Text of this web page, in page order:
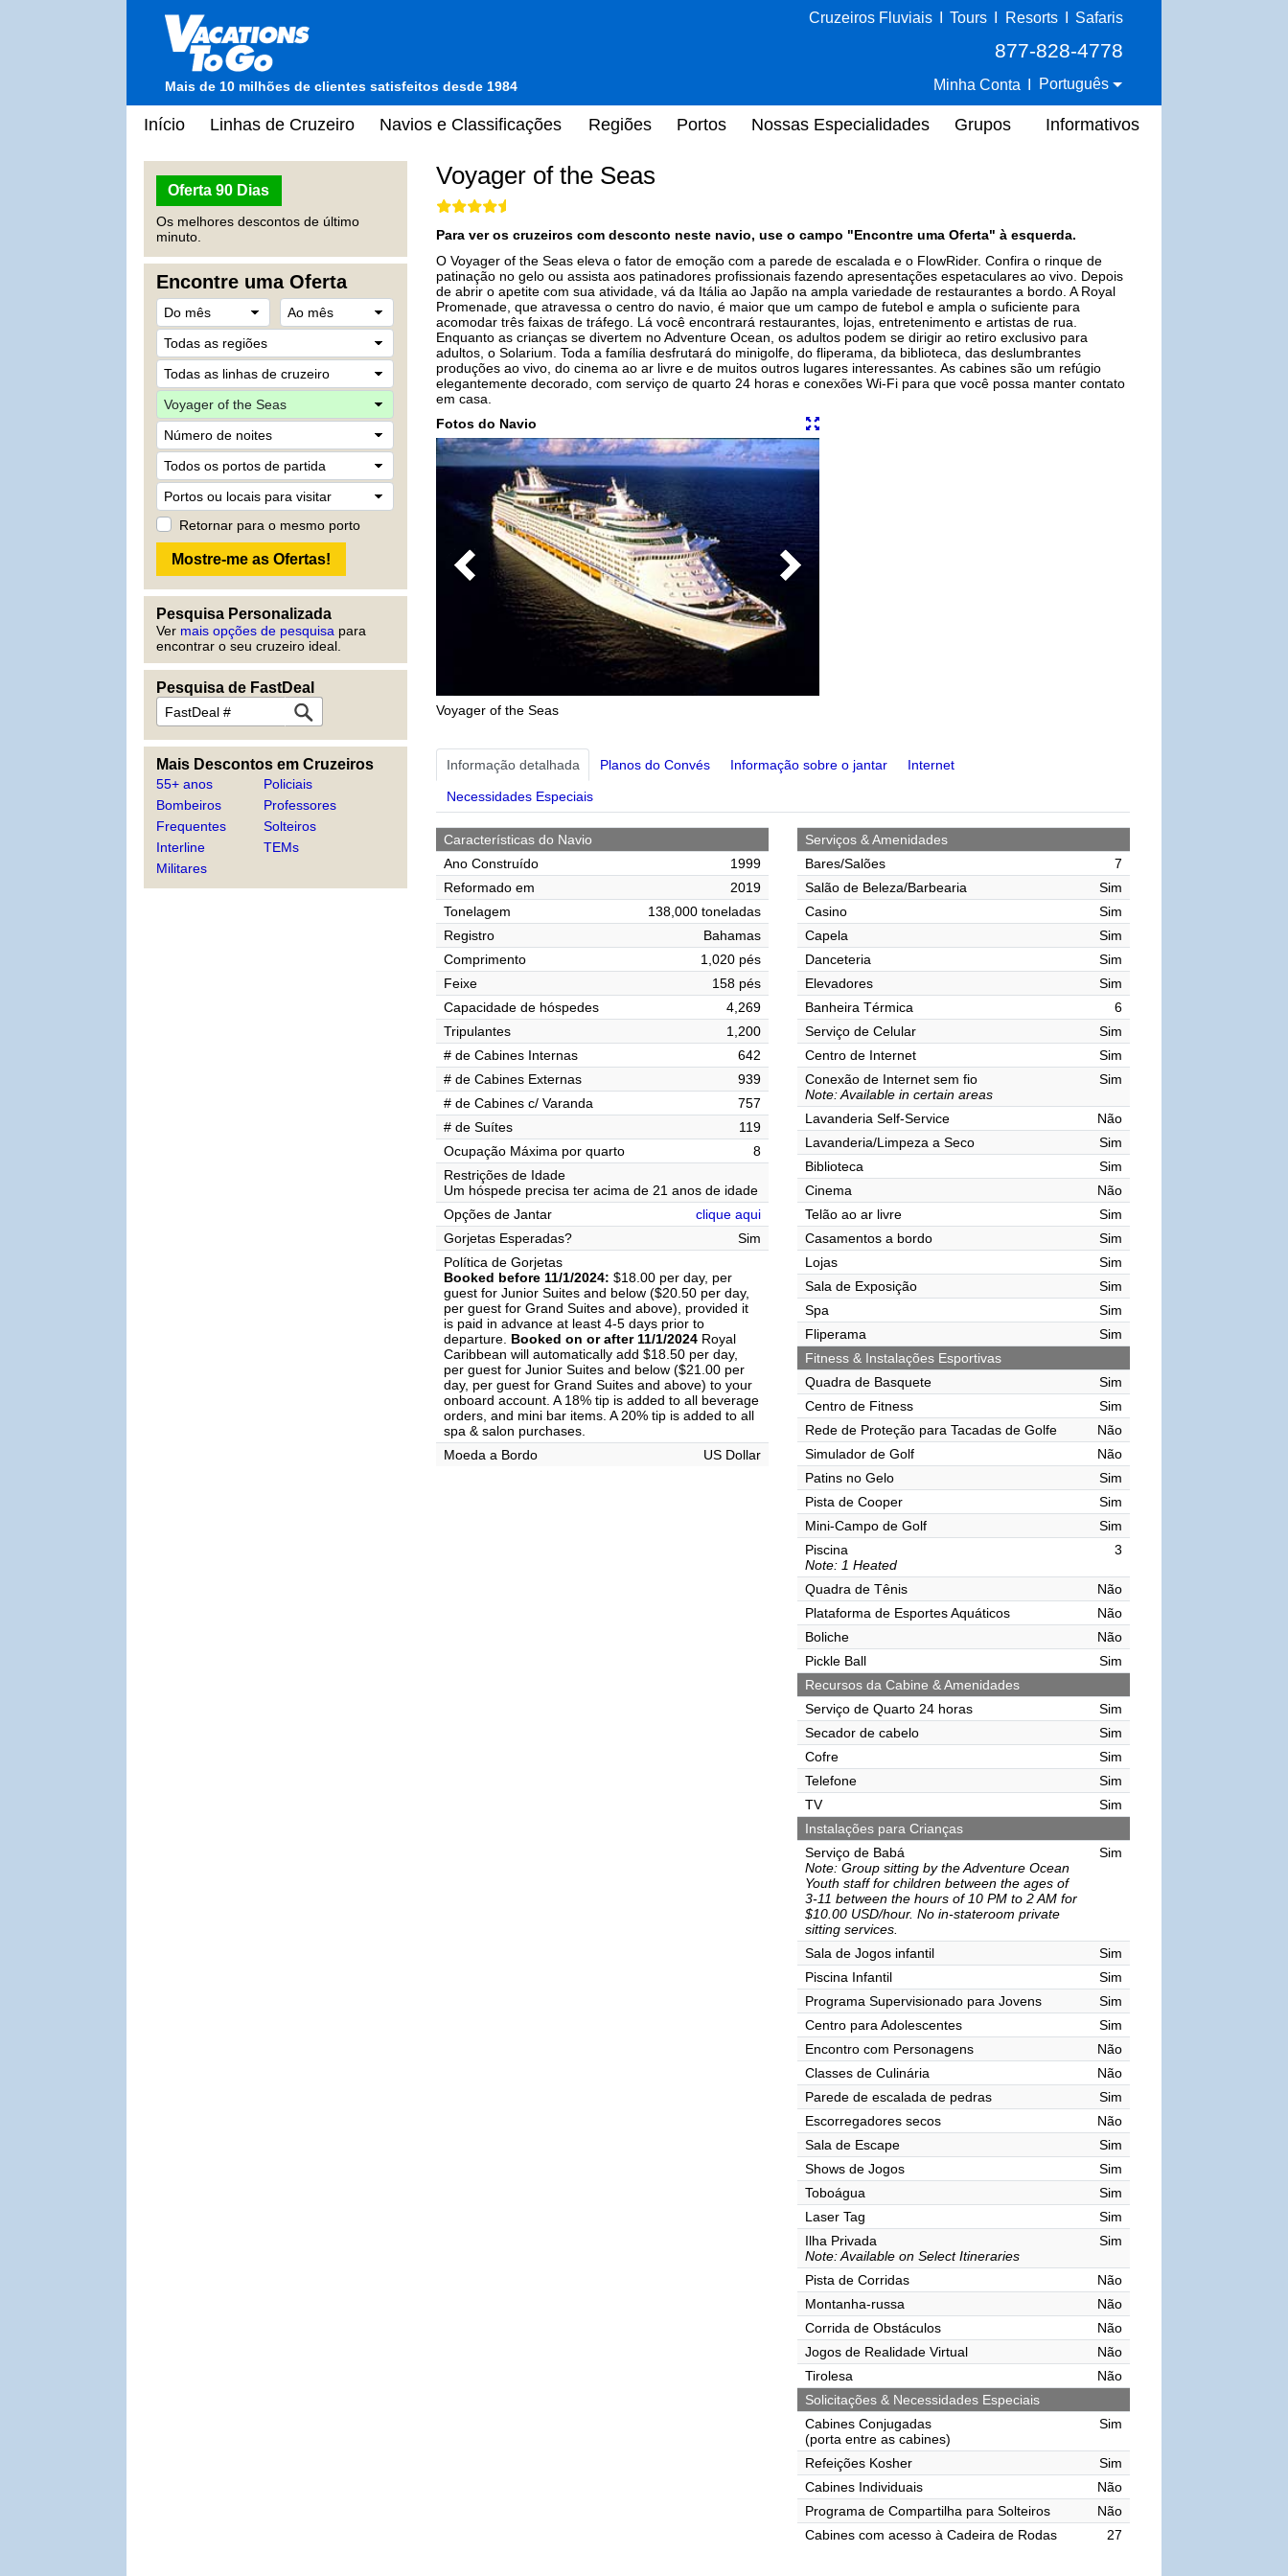
Mais de 10 milhões de clientes satisfeitos desde 1984
Cruzeiros Fluviais Tours Resorts Safaris
877-828-4778
Minha Conta Português
Início Linhas de Cruzeiro Navios e Classificações Regiões Portos Nossas Especialidades Grupos Informativos
Oferta 90 Dias
Os melhores descontos de último
minuto.
Encontre uma Oferta
Retornar para o mesmo porto
Pesquisa Personalizada
Ver mais opções de pesquisa para
encontrar o seu cruzeiro ideal.
Pesquisa de FastDeal
Mais Descontos em Cruzeiros
55+ anos
Bombeiros
Frequentes
Interline
Militares
Policiais
Professores
Solteiros
TEMs
Voyager of the Seas
Para ver os cruzeiros com desconto neste navio, use o campo "Encontre uma Oferta" à esquerda.
O Voyager of the Seas eleva o fator de emoção com a parede de escalada e o FlowRider. Confira o rinque de
patinação no gelo ou assista aos patinadores profissionais fazendo apresentações espetaculares ao vivo. Depois
de abrir o apetite com sua atividade, vá da Itália ao Japão na ampla variedade de restaurantes a bordo. A Royal
Promenade, que atravessa o centro do navio, é maior que um campo de futebol e ampla o suficiente para
acomodar três faixas de tráfego. Lá você encontrará restaurantes, lojas, entretenimento e artistas de rua.
Enquanto as crianças se divertem no Adventure Ocean, os adultos podem se dirigir ao retiro exclusivo para
adultos, o Solarium. Toda a família desfrutará do minigolfe, do fliperama, da biblioteca, das deslumbrantes
produções ao vivo, do cinema ao ar livre e de muitos outros lugares interessantes. As cabines são um refúgio
elegantemente decorado, com serviço de quarto 24 horas e conexões Wi-Fi para que você possa manter contato
em casa.
Fotos do Navio
Previous Next
Voyager of the Seas
Informação detalhada Planos do Convés Informação sobre o jantar Internet
Necessidades Especiais
Características do Navio
Ano Construído
1999
Reformado em
2019
Tonelagem
138,000 toneladas
Registro
Bahamas
Comprimento
1,020 pés
Feixe
158 pés
Capacidade de hóspedes
4,269
Tripulantes
1,200
# de Cabines Internas
642
# de Cabines Externas
939
# de Cabines c/ Varanda
757
# de Suítes
119
Ocupação Máxima por quarto
8
Restrições de Idade
Um hóspede precisa ter acima de 21 anos de idade
Opções de Jantar
clique aqui
Gorjetas Esperadas?
Sim
Política de Gorjetas
Booked before 11/1/2024: $18.00 per day, per
guest for Junior Suites and below ($20.50 per day,
per guest for Grand Suites and above), provided it
is paid in advance at least 4-5 days prior to
departure. Booked on or after 11/1/2024 Royal
Caribbean will automatically add $18.50 per day,
per guest for Junior Suites and below ($21.00 per
day, per guest for Grand Suites and above) to your
onboard account. A 18% tip is added to all beverage
orders, and mini bar items. A 20% tip is added to all
spa & salon purchases.
Moeda a Bordo
US Dollar
Serviços & Amenidades
Bares/Salões
7
Salão de Beleza/Barbearia
Sim
Casino
Sim
Capela
Sim
Danceteria
Sim
Elevadores
Sim
Banheira Térmica
6
Serviço de Celular
Sim
Centro de Internet
Sim
Conexão de Internet sem fio
Note: Available in certain areas
Sim
Lavanderia Self-Service
Não
Lavanderia/Limpeza a Seco
Sim
Biblioteca
Sim
Cinema
Não
Telão ao ar livre
Sim
Casamentos a bordo
Sim
Lojas
Sim
Sala de Exposição
Sim
Spa
Sim
Fliperama
Sim
Fitness & Instalações Esportivas
Quadra de Basquete
Sim
Centro de Fitness
Sim
Rede de Proteção para Tacadas de Golfe
Não
Simulador de Golf
Não
Patins no Gelo
Sim
Pista de Cooper
Sim
Mini-Campo de Golf
Sim
Piscina
Note: 1 Heated
3
Quadra de Tênis
Não
Plataforma de Esportes Aquáticos
Não
Boliche
Não
Pickle Ball
Sim
Recursos da Cabine & Amenidades
Serviço de Quarto 24 horas
Sim
Secador de cabelo
Sim
Cofre
Sim
Telefone
Sim
TV
Sim
Instalações para Crianças
Serviço de Babá
Note: Group sitting by the Adventure Ocean
Youth staff for children between the ages of
3-11 between the hours of 10 PM to 2 AM for
$10.00 USD/hour. No in-stateroom private
sitting services.
Sim
Sala de Jogos infantil
Sim
Piscina Infantil
Sim
Programa Supervisionado para Jovens
Sim
Centro para Adolescentes
Sim
Encontro com Personagens
Não
Classes de Culinária
Não
Parede de escalada de pedras
Sim
Escorregadores secos
Não
Sala de Escape
Sim
Shows de Jogos
Sim
Toboágua
Sim
Laser Tag
Sim
Ilha Privada
Note: Available on Select Itineraries
Sim
Pista de Corridas
Não
Montanha-russa
Não
Corrida de Obstáculos
Não
Jogos de Realidade Virtual
Não
Tirolesa
Não
Solicitações & Necessidades Especiais
Cabines Conjugadas
(porta entre as cabines)
Sim
Refeições Kosher
Sim
Cabines Individuais
Não
Programa de Compartilha para Solteiros
Não
Cabines com acesso à Cadeira de Rodas
27